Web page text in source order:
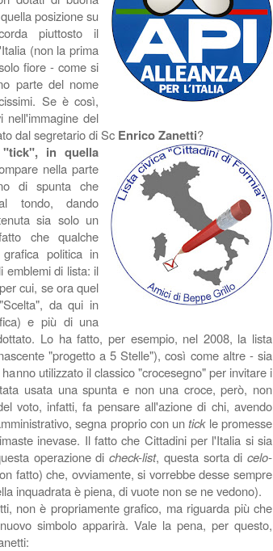
posizione su
piuttosto il
(non la prima
fiore - come si
parte del nome
Seè così,
nell'immagine del
dal segretario di Sc Enrico Zanetti?
in quella
nella parte
di spunta che
tondo, dando
sia solo un
che qualche
politica in
emblemi di lista: il
cui, se ora quel
da qui in
e più di una
Lo ha fatto, per esempio, nel 2008, la lista
"progetto a 5 Stelle"), così come altre - sia
utilizzato il classico "crocesegno" per invitare i
usata una spunta e non una croce, però, non
voto, infatti, fa pensare all'azione di chi, avendo
segna proprio con untickle promesse
inevase. Il fatto che Cittadini per l'Italia si sia
operazione dicheck-list, questa sorta dicelo-
fatto) che, ovviamente, si vorrebbe desse sempre
inquadrata è piena, di vuote non se ne vedono).
non è propriamente grafico, ma riguarda più che
simbolo apparirà. Vale la pena, per questo,